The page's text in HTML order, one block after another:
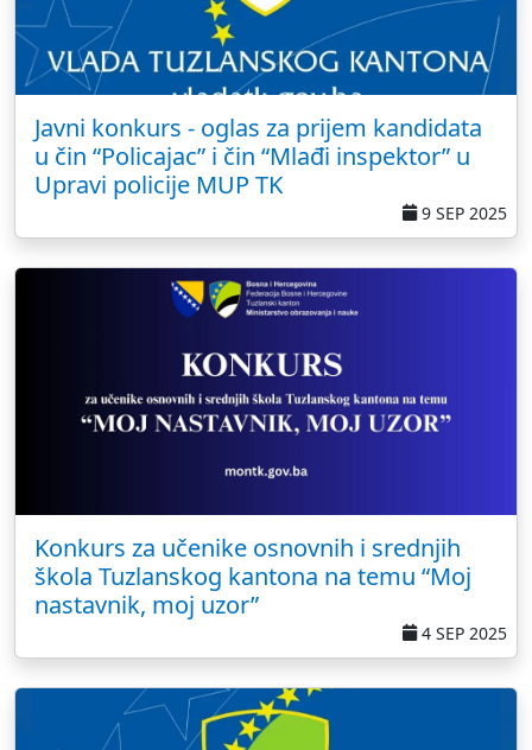
Javni konkurs - oglas za prijem kandidata
u čin “Policajac” i čin “Mlađi inspektor” u
Upravi policije MUP TK
9 SEP 2025
Konkurs za učenike osnovnih i srednjih
škola Tuzlanskog kantona na temu “Moj
nastavnik, moj uzor”
4 SEP 2025